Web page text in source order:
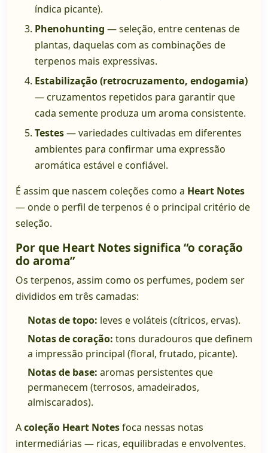
índica picante).
Phenohunting — seleção, entre centenas de
plantas, daquelas com as combinações de
terpenos mais expressivas.
Estabilização (retrocruzamento, endogamia)
— cruzamentos repetidos para garantir que
cada semente produza um aroma consistente.
Testes— variedades cultivadas em diferentes
ambientes para confirmar uma expressão
aromática estável e confiável.
É assim que nascem coleções como a Heart Notes
— onde o perfil de terpenos é o principal critério de
seleção.
Por que Heart Notes significa “o coração
do aroma”
Os terpenos, assim como os perfumes, podem ser
divididos em três camadas:
Notas de topo: leves e voláteis (cítricos, ervas).
Notas de coração: tons duradouros que definem
a impressão principal (floral, frutado, picante).
Notas de base: aromas persistentes que
permanecem (terrosos, amadeirados,
almiscarados).
Acoleção Heart Notesfoca nessas notas
intermediárias — ricas, equilibradas e envolventes.